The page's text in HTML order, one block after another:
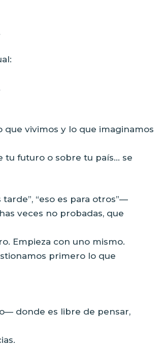
vivimos y lo que imaginamos
tu futuro o sobre tu país… se
“eso es para otros”—
veces no probadas, que
Empieza con uno mismo.
primero lo que
donde es libre de pensar,